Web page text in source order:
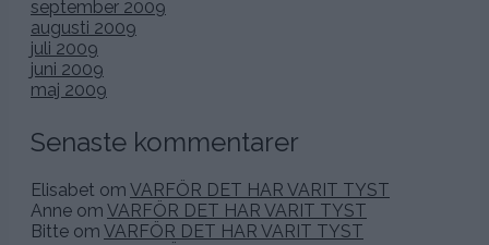
september 2009
augusti 2009
juli 2009
juni 2009
maj 2009
Senaste kommentarer
Elisabet om VARFÖR DET HAR VARIT TYST
Anne om VARFÖR DET HAR VARIT TYST
Bitte om VARFÖR DET HAR VARIT TYST